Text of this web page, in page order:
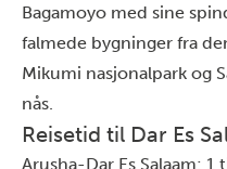
Bagamoyo med sine
falmede bygninger fra
Mikumi nasjonalpark og
nås.
Reisetid til Dar Es
Arusha-Dar Es Salaam: